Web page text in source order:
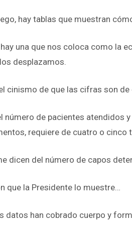
hay tablas que muestran
hay una que nos coloca como la
desplazamos.
cinismo de que las cifras son
número de pacientes atendidos
requiere de cuatro o cinco
dicen del número de capos
que la Presidente lo muestre…
datos han cobrado cuerpo y